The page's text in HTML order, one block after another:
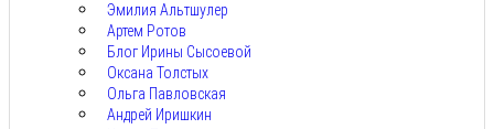
Эмилия Альтшулер
Артем Ротов
Блог Ирины Сысоевой
Оксана Толстых
Ольга Павловская
Андрей Иришкин